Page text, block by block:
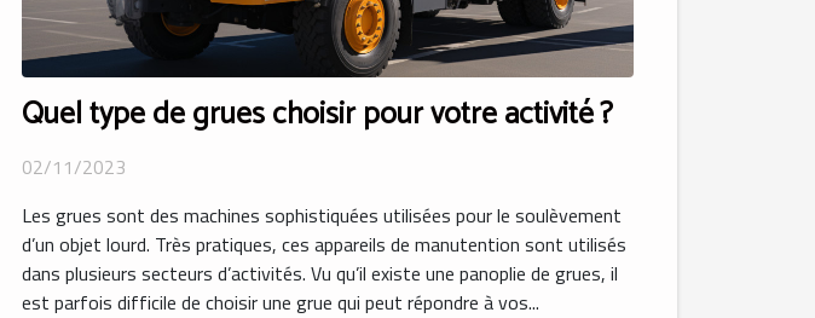
Quel type de grues choisir pour votre activité ?
02/11/2023
Les grues sont des machines sophistiquées utilisées pour le soulèvement
d’un objet lourd. Très pratiques, ces appareils de manutention sont utilisés
dans plusieurs secteurs d’activités. Vu qu’il existe une panoplie de grues, il
est parfois difficile de choisir une grue qui peut répondre à vos...